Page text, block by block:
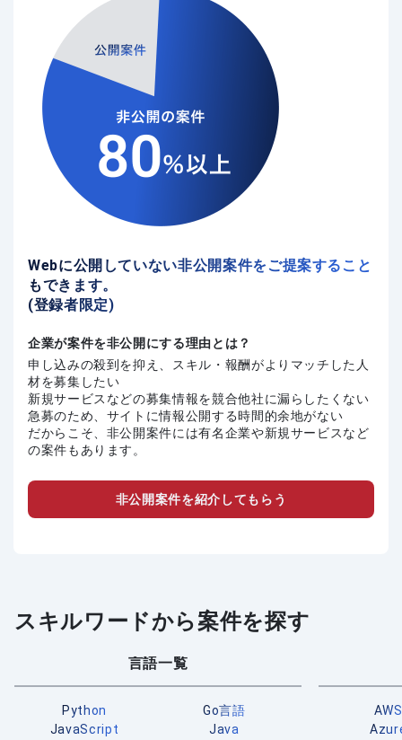
Webに公開していない非公開案件をご提案すること
もできます。
(登録者限定)
企業が案件を非公開にする理由とは？
申し込みの殺到を抑え、スキル・報酬がよりマッチした人
材を募集したい
新規サービスなどの募集情報を競合他社に漏らしたくない
急募のため、サイトに情報公開する時間的余地がない
だからこそ、非公開案件には有名企業や新規サービスなど
の案件もあります。
非公開案件を紹介してもらう
スキルワードから案件を探す
言語一覧
Python
Go言語
JavaScript
Java
AWS